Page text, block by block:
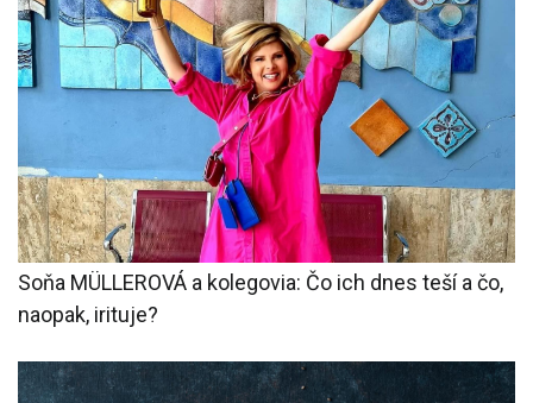
Soňa MÜLLEROVÁ a kolegovia: Čo ich dnes teší a čo,
naopak, irituje?